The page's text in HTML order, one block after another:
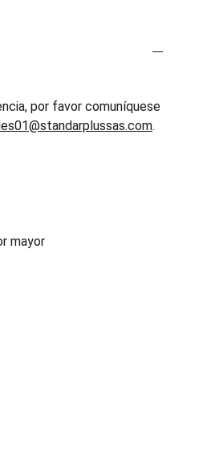
por favor comuníquese
.
mayor